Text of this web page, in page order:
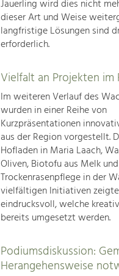
Jauerling wird dies nicht
dieser Art und Weise
langfristige Lösungen sind
erforderlich.
Vielfalt an Projekten im
Im weiteren Verlauf des
wurden in einer Reihe von
Kurzpräsentationen
aus der Region vorgestellt.
Hofladen in Maria Laach,
Oliven, Biotofu aus Melk
Trockenrasenpflege in der
vielfältigen Initiativen
eindrucksvoll, welche
bereits umgesetzt werden.
Podiumsdiskussion:
Herangehensweise